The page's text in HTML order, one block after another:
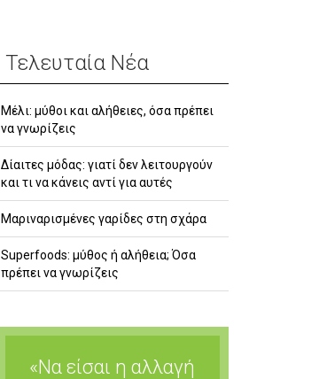
Τελευταία Νέα
Μέλι: μύθοι και αλήθειες, όσα πρέπει
να γνωρίζεις
Δίαιτες μόδας: γιατί δεν λειτουργούν
και τι να κάνεις αντί για αυτές
Μαριναρισμένες γαρίδες στη σχάρα
Superfoods: μύθος ή αλήθεια; Όσα
πρέπει να γνωρίζεις
«Να είσαι η αλλαγή